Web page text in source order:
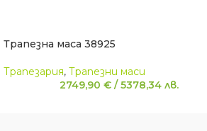
Трапезна маса 38925
Трапезария, Трапезни маси
2749,90 € / 5378,34 лв.